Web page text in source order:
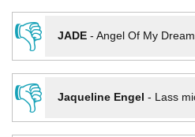
👎
JADE- Angel Of My
👎
Jaqueline Engel - Lass